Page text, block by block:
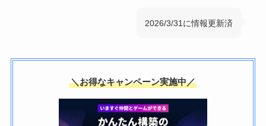
2026/3/31に情報更新済
＼お得なキャンペーン実施中／